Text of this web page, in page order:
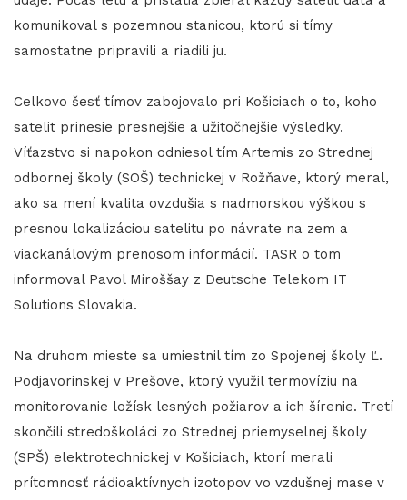
komunikoval s pozemnou stanicou, ktorú si tímy
samostatne pripravili a riadili ju.
Celkovo šesť tímov zabojovalo pri Košiciach o to, koho
satelit prinesie presnejšie a užitočnejšie výsledky.
Víťazstvo si napokon odniesol tím Artemis zo Strednej
odbornej školy (SOŠ) technickej v Rožňave, ktorý meral,
ako sa mení kvalita ovzdušia s nadmorskou výškou s
presnou lokalizáciou satelitu po návrate na zem a
viackanálovým prenosom informácií. TASR o tom
informoval Pavol Miroššay z Deutsche Telekom IT
Solutions Slovakia.
Na druhom mieste sa umiestnil tím zo Spojenej školy Ľ.
Podjavorinskej v Prešove, ktorý využil termovíziu na
monitorovanie ložísk lesných požiarov a ich šírenie. Tretí
skončili stredoškoláci zo Strednej priemyselnej školy
(SPŠ) elektrotechnickej v Košiciach, ktorí merali
prítomnosť rádioaktívnych izotopov vo vzdušnej mase v